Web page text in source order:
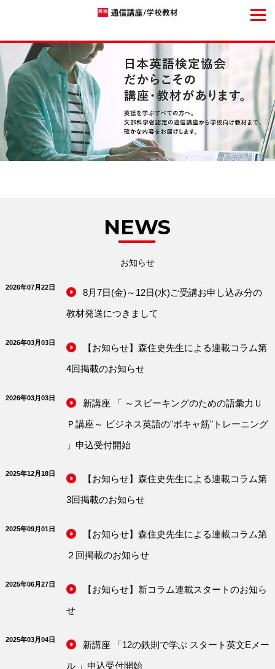
NEWS
お知らせ
2026年07月22日
8月7日(金)～12日(水)ご受講お申し込み分の
教材発送につきまして
2026年03月03日
【お知らせ】森住史先生による連載コラム第
4回掲載のお知らせ
2026年03月03日
新講座 「 ～スピーキングのための語彙力Ｕ
Ｐ講座～ ビジネス英語の"ボキャ筋"トレーニング
」申込受付開始
2025年12月18日
【お知らせ】森住史先生による連載コラム第
3回掲載のお知らせ
2025年09月01日
【お知らせ】森住史先生による連載コラム第
２回掲載のお知らせ
2025年06月27日
【お知らせ】新コラム連載スタートのお知ら
せ
2025年03月04日
新講座 「12の鉄則で学ぶ スタート英文Eメー
ル 」申込受付開始